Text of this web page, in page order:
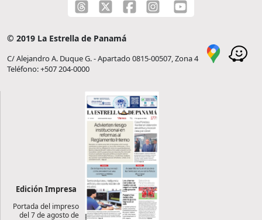
© 2019 La Estrella de Panamá
C/ Alejandro A. Duque G. - Apartado 0815-00507, Zona 4
Teléfono: +507 204-0000
Edición Impresa
Portada del impreso
del 7 de agosto de